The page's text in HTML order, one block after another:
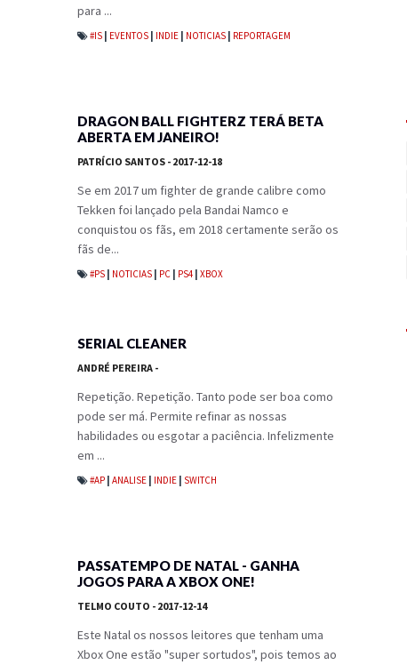
para ...
#IS EVENTOS INDIE NOTICIAS REPORTAGEM
DRAGON BALL FIGHTERZ TERÁ BETA
ABERTA EM JANEIRO!
PATRÍCIO SANTOS - 2017-12-18
Se em 2017 um fighter de grande calibre como
Tekken foi lançado pela Bandai Namco e
conquistou os fãs, em 2018 certamente serão os
fãs de...
#PS NOTICIAS PC PS4 XBOX
SERIAL CLEANER
ANDRÉ PEREIRA -
Repetição. Repetição. Tanto pode ser boa como
pode ser má. Permite refinar as nossas
habilidades ou esgotar a paciência. Infelizmente
em ...
#AP ANALISE INDIE SWITCH
PASSATEMPO DE NATAL - GANHA
JOGOS PARA A XBOX ONE!
TELMO COUTO - 2017-12-14
Este Natal os nossos leitores que tenham uma
Xbox One estão "super sortudos", pois temos ao